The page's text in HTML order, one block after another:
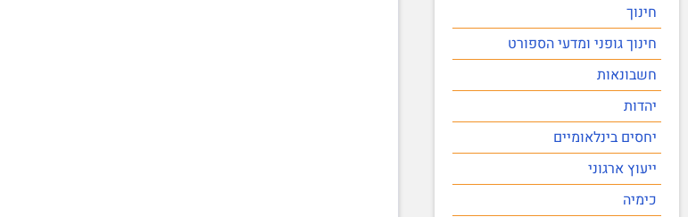
חינוך
חינוך גופני ומדעי הספורט
חשבונאות
יהדות
יחסים בינלאומיים
ייעוץ ארגוני
כימיה